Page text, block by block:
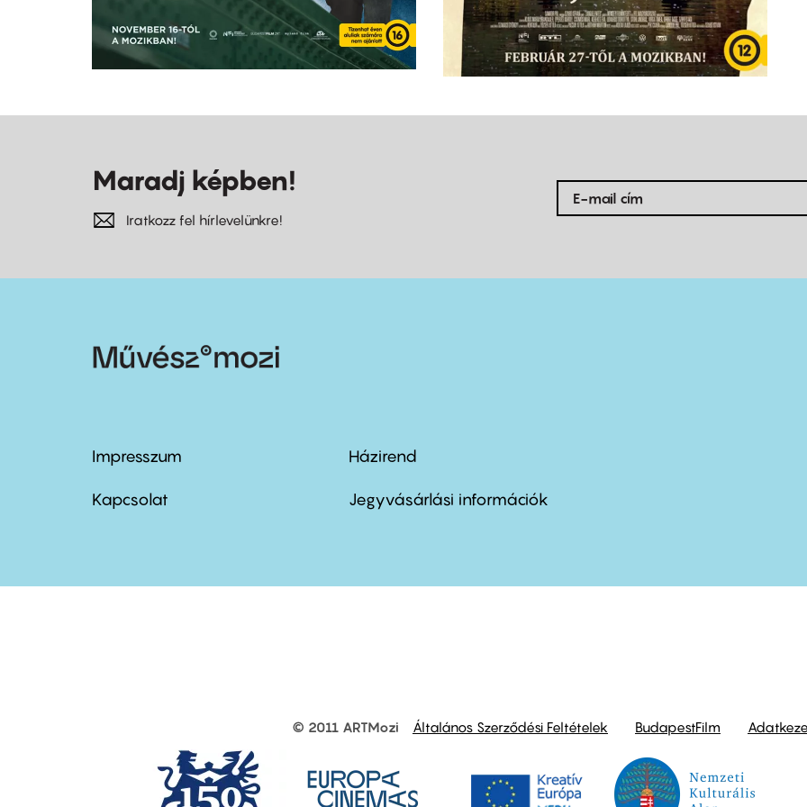
Maradj képben!
Iratkozz fel hírlevelünkre!
Footer
menu
Impresszum
Kapcsolat
Footer
menu
Házirend
Jegyvásárlási információk
other
© 2011 ARTMozi Általános Szerződési Feltételek BudapestFilm